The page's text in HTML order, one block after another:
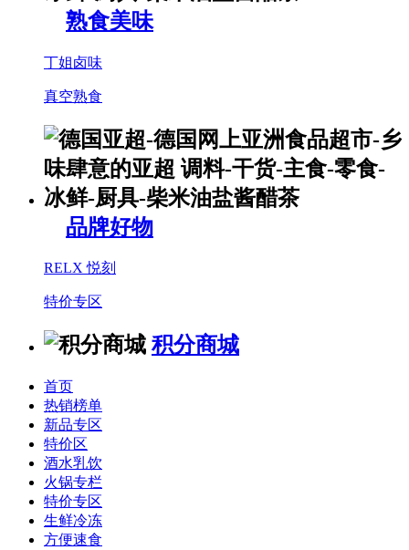
熟食美味
丁姐卤味
真空熟食
品牌好物
RELX 悦刻
特价专区
积分商城
首页
热销榜单
新品专区
特价区
酒水乳饮
火锅专栏
特价专区
生鲜冷冻
方便速食